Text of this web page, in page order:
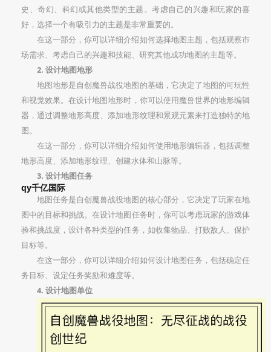
史、奇幻、科幻或其他类型的主题。考虑自己的兴趣和玩家的喜
好，选择一个有吸引力的主题是非常重要的。
在这一部分，你可以详细介绍如何选择地图主题，包括观察市
场需求、考虑自己的兴趣和技能、研究其他成功地图的主题等。
2. 设计地图地形
地图地形是自创魔兽战役地图的基础，它决定了地图的可玩性
和视觉效果。在设计地图地形时，你可以使用魔兽世界的地形编辑
器，通过调整地形高度、添加地形纹理和景观元素来打造独特的地
图。
在这一部分，你可以详细介绍如何使用地形编辑器，包括调整
地形高度、添加地形纹理、创建水体和山脉等。
3. 设计地图任务
qy千亿国际
地图任务是自创魔兽战役地图的核心部分，它决定了玩家在地
图中的目标和挑战。在设计地图任务时，你可以考虑玩家的游戏体
验和挑战度，设计各种类型的任务，如收集物品、打败敌人、保护
目标等。
在这一部分，你可以详细介绍如何设计地图任务，包括确定任
务目标、设定任务奖励和难度等。
4. 设计地图单位